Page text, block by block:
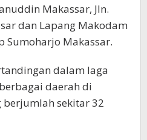
Makassar, Jln.
dan Lapang Makodam
Sumoharjo Makassar.
dalam laga
daerah di
berjumlah sekitar 32